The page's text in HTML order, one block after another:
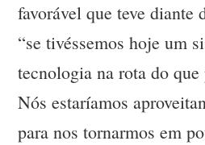
favorável que teve diante
“se tivéssemos hoje um
tecnologia na rota do
Nós estaríamos
para nos tornarmos em